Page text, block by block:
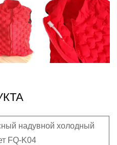
надувной холодный
FQ-K04